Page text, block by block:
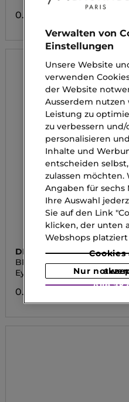
0.00 CHF
DIEGO DALLA PALMA
BRUSH
Eye Contour Brush
0.00 CHF
Verwalten von
Einstellungen
Unsere Website
verwenden
der Website
Ausserdem nutzen
Leistung zu
zu verbessern und/
personalisieren
Inhalte und
entscheiden
zulassen möchten.
Angaben für sechs
Ihre Auswahl
Sie auf den Link
klicken, der unten
Webshops platziert
Cookies
Nur
Alle